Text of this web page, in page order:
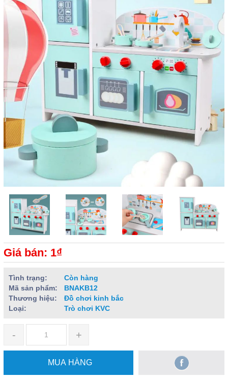
Giá bán: 1₫
Tình trạng:
Còn hàng
Mã sản phẩm:
BNAKB12
Thương hiệu:
Đồ chơi kinh bắc
Loại:
Trò chơi KVC
- +
MUA HÀNG